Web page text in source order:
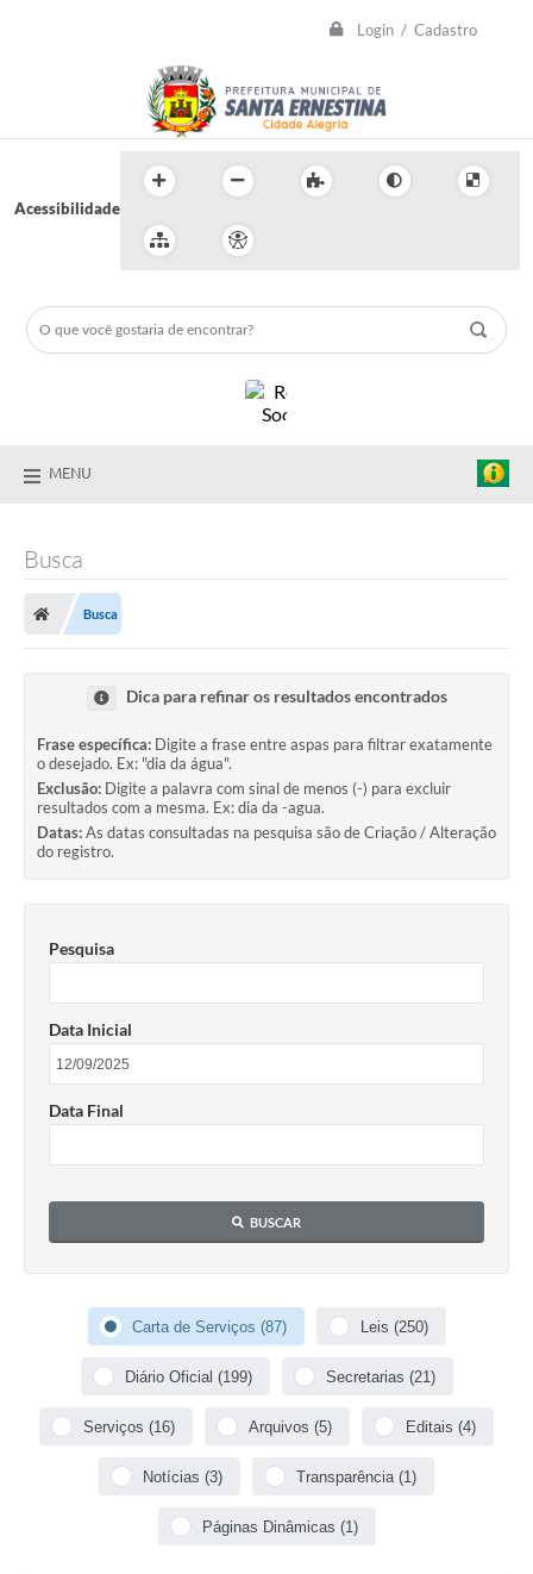
Login / Cadastro
Acessibilidade
MENU
Busca
Busca
Dica para refinar os resultados encontrados
Frase específica: Digite a frase entre aspas para filtrar exatamente
o desejado. Ex: "dia da água".
Exclusão: Digite a palavra com sinal de menos (-) para excluir
resultados com a mesma. Ex: dia da -agua.
Datas:As datas consultadas na pesquisa são de Criação / Alteração
do registro.
Pesquisa
Data Inicial
Data Final
BUSCAR
Carta de Serviços (87) Leis (250)
Diário Oficial (199) Secretarias (21)
Serviços (16) Arquivos (5) Editais (4)
Notícias (3) Transparência (1)
Páginas Dinâmicas (1)